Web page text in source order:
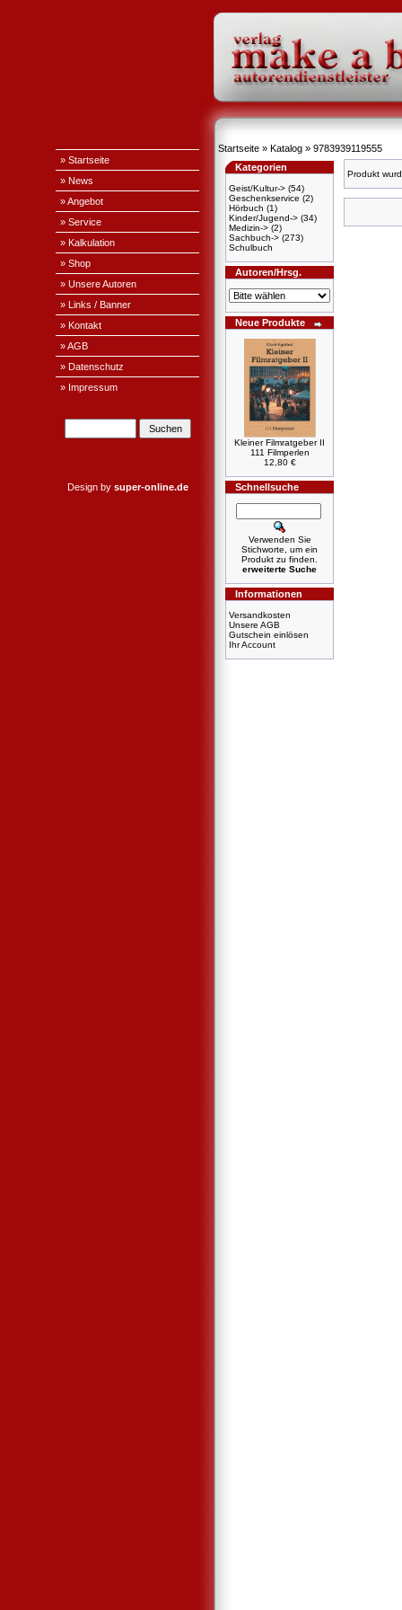
» Startseite
» News
» Angebot
» Service
» Kalkulation
» Shop
» Unsere Autoren
» Links / Banner
» Kontakt
» AGB
» Datenschutz
» Impressum
Design by super-online.de
Startseite » Katalog » 9783939119555
Kategorien
Geist/Kultur-> (54)
Geschenkservice (2)
Hörbuch (1)
Kinder/Jugend-> (34)
Medizin-> (2)
Sachbuch-> (273)
Schulbuch
Autoren/Hrsg.
Neue Produkte
Kleiner Filmratgeber II
111 Filmperlen
12,80 €
Schnellsuche
Verwenden Sie
Stichworte, um ein
Produkt zu finden.
erweiterte Suche
Informationen
Versandkosten
Unsere AGB
Gutschein einlösen
Ihr Account
Produkt